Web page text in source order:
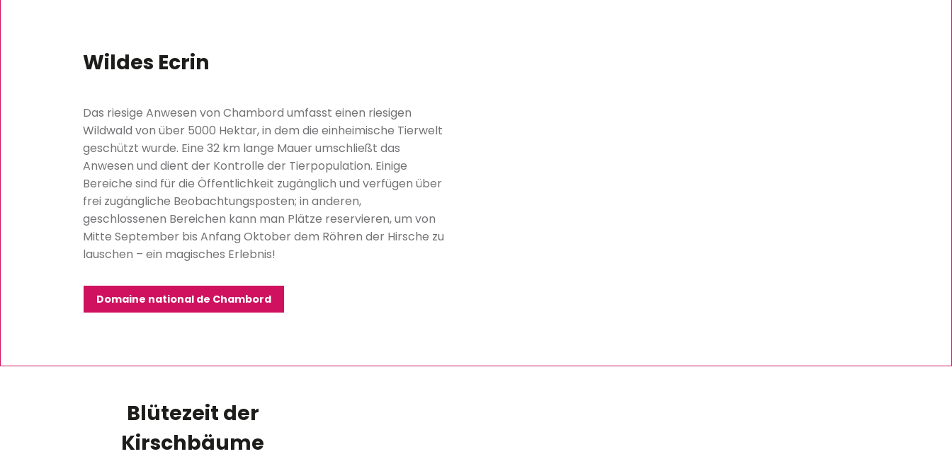
Wildes Ecrin
Das riesige Anwesen von Chambord umfasst einen riesigen
Wildwald von über 5000 Hektar, in dem die einheimische Tierwelt
geschützt wurde. Eine 32 km lange Mauer umschließt das
Anwesen und dient der Kontrolle der Tierpopulation. Einige
Bereiche sind für die Öffentlichkeit zugänglich und verfügen über
frei zugängliche Beobachtungsposten; in anderen,
geschlossenen Bereichen kann man Plätze reservieren, um von
Mitte September bis Anfang Oktober dem Röhren der Hirsche zu
lauschen – ein magisches Erlebnis!
Domaine national de Chambord
Blütezeit der
Kirschbäume